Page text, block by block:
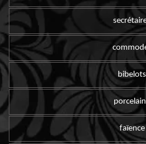
bibelots
faïence